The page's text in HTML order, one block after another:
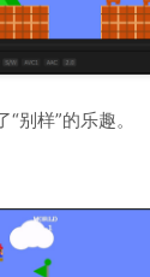
别样”的乐趣。